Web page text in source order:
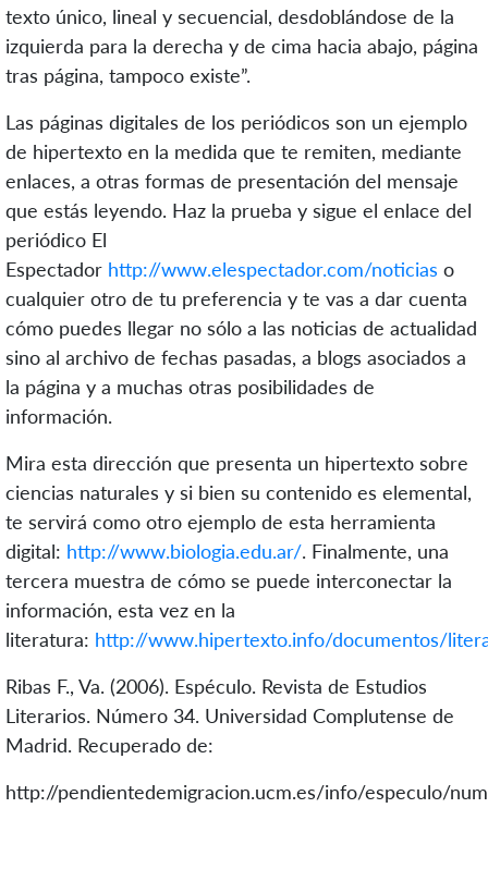
texto único, lineal y secuencial, desdoblándose de la
izquierda para la derecha y de cima hacia abajo, página
tras página, tampoco existe”.
Las páginas digitales de los periódicos son un ejemplo
de hipertexto en la medida que te remiten, mediante
enlaces, a otras formas de presentación del mensaje
que estás leyendo. Haz la prueba y sigue el enlace del
periódico El
Espectador http://www.elespectador.com/noticias o
cualquier otro de tu preferencia y te vas a dar cuenta
cómo puedes llegar no sólo a las noticias de actualidad
sino al archivo de fechas pasadas, a blogs asociados a
la página y a muchas otras posibilidades de
información.
Mira esta dirección que presenta un hipertexto sobre
ciencias naturales y si bien su contenido es elemental,
te servirá como otro ejemplo de esta herramienta
digital: http://www.biologia.edu.ar/. Finalmente, una
tercera muestra de cómo se puede interconectar la
información, esta vez en la
literatura: http://www.hipertexto.info/documentos/
Ribas F., Va. (2006). Espéculo. Revista de Estudios
Literarios. Número 34. Universidad Complutense de
Madrid. Recuperado de:
http://pendientedemigracion.ucm.es/info/especulo/